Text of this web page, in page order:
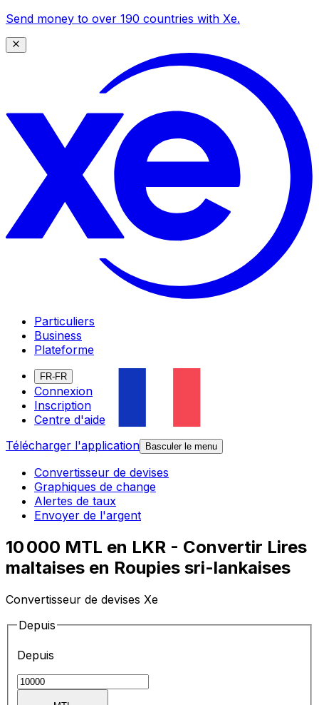
Send money to over 190 countries with Xe.
Particuliers
Business
Plateforme
FR-FR
Connexion
Inscription
Centre d'aide
Télécharger l'application
Basculer le menu
Convertisseur de devises
Graphiques de change
Alertes de taux
Envoyer de l'argent
10 000 MTL en LKR - Convertir Lires
maltaises en Roupies sri-lankaises
Convertisseur de devises Xe
Depuis
Depuis